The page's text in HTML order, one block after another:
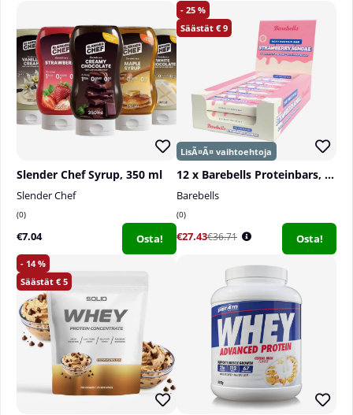
Slender Chef Syrup, 350 ml
Slender Chef
0
€7.04 Osta!
25
9
12 x Barebells Proteinbars, 55 g
Barebells
0
€27.43€36.71 Osta!
14
5